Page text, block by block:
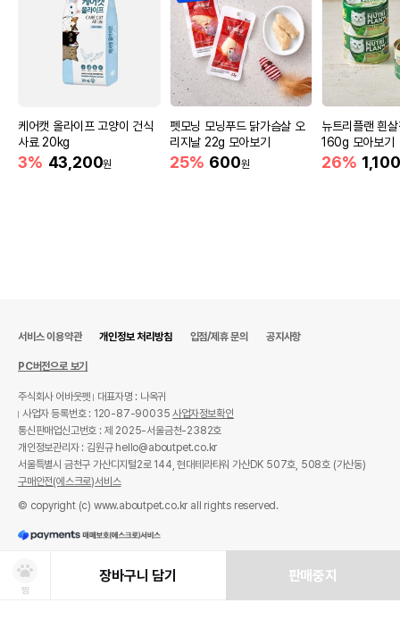
케어캣 올라이프 고양이 건식
사료 20kg
3% 43,200원
펫모닝 모닝푸드 닭가슴살 오
리지날 22g 모아보기
25% 600원
뉴트리플랜 흰
160g 모아보기
26% 1,100
찜
장바구니 담기 판매중지
서비스 이용약관 개인정보 처리방침 입점/제휴 문의 공지사항
PC버전으로 보기
주식회사 어바웃펫
대표자명 : 나옥귀
사업자 등록번호 : 120-87-90035사업자정보확인
통신판매업신고번호 : 제 2025-서울금천-2382호
개인정보관리자 : 김원규 hello@aboutpet.co.kr
서울특별시 금천구 가산디지털2로 144, 현대테라타워 가산DK 507호, 508호 (가산동)
구매안전(에스크로)서비스
© copyright (c) www.aboutpet.co.kr all rights reserved.